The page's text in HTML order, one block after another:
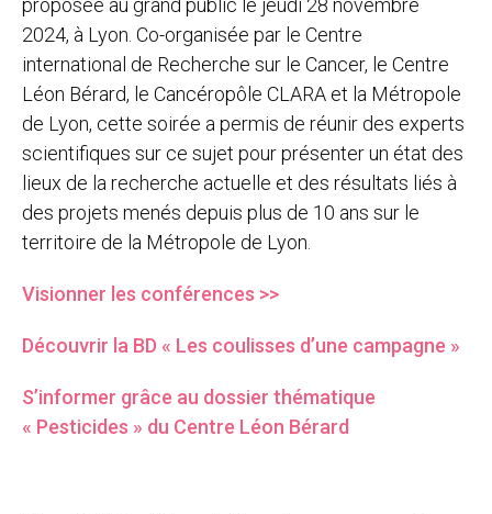
proposée au grand public le jeudi 28 novembre
2024, à Lyon. Co-organisée par le Centre
international de Recherche sur le Cancer, le Centre
Léon Bérard, le Cancéropôle CLARA et la Métropole
de Lyon, cette soirée a permis de réunir des experts
scientifiques sur ce sujet pour présenter un état des
lieux de la recherche actuelle et des résultats liés à
des projets menés depuis plus de 10 ans sur le
territoire de la Métropole de Lyon.
Visionner les conférences >>
Découvrir la BD « Les coulisses d’une campagne »
S’informer grâce au dossier thématique
« Pesticides » du Centre Léon Bérard